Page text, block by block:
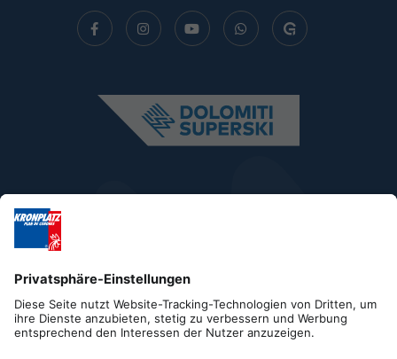
Impressum Datenschutz
Barrierefreiheitserklärung